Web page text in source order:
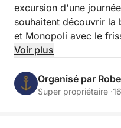
excursion d'une
souhaitent découvrir la
et Monopoli avec le
grande vitesse ! Vivez
époustouflant, des
cristallines des Pouilles.
Voir plus
Organisé par
Super propriétaire ·